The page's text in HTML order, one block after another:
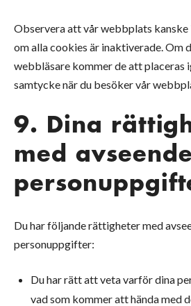
Observera att vår webbplats
om alla cookies är inaktiverade. Om
webbläsare kommer de att placeras
samtycke när du besöker vår
9. Dina
med
Du har följande rättigheter med
personuppgifter:
Du har rätt att veta varför dina
vad som kommer att hända med